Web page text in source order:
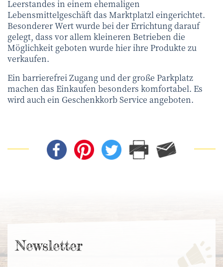
Leerstandes in einem ehemaligen
Lebensmittelgeschäft das Marktplatzl eingerichtet.
Besonderer Wert wurde bei der Errichtung darauf
gelegt, dass vor allem kleineren Betrieben die
Möglichkeit geboten wurde hier ihre Produkte zu
verkaufen.
Ein barrierefrei Zugang und der große Parkplatz
machen das Einkaufen besonders komfortabel. Es
wird auch ein Geschenkkorb Service angeboten.
News­letter